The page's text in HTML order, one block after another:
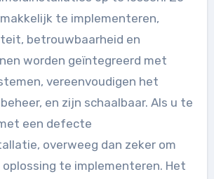
te implementeren,
betrouwbaarheid en
worden geïntegreerd met
vereenvoudigen het
en zijn schaalbaar. Als u te
een defecte
overweeg dan zeker om
oplossing te implementeren. Het